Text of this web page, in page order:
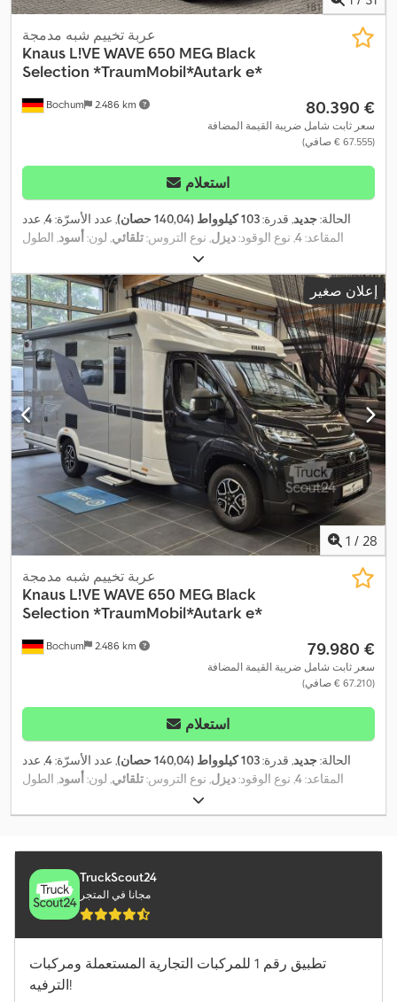
Bochum 2.486 km
عربة تخييم شبه مدمجة
Knaus L!VE WAVE 650 MEG Black
Selection *TraumMobil*Autark e*
‏80.390 €
سعر ثابت شامل ضريبة القيمة المضافة
(‏67.555 € صافي)
استعلام
الحالة:جديد, قدرة:103 كيلوواط (140,04 حصان) , عدد الأسرّة:4, عدد
المقاعد:4, نوع الوقود:ديزل, نوع التروس:تلقائي, لون: أسود, الطول
, العرض الكلي:2.320 مم
تكوين المحور:محورين, فئة الانبعاثات:يورو 6 , الوزن الإجمالي:3.500
كجم , وزن فارغ:2.950 كجم , الوزن التشغيلي:3.074 كجم
, الوزن الأقصى
للحمولة:426 كجم , سنة الصنع:2026, قاعدة العجلات:380 مم
, معدات:
أضواء الضباب, تكييف الهواء, مثبت السرعة, مطبخ على متن المركبة,
نظام الفرامل المانعة للانغلاق (ABS), نظام منع التشغيل,
إعلان صغير
1 / 28
Bochum 2.486 km
عربة تخييم شبه مدمجة
Knaus L!VE WAVE 650 MEG Black
Selection *TraumMobil*Autark e*
‏79.980 €
سعر ثابت شامل ضريبة القيمة المضافة
(‏67.210 € صافي)
استعلام
الحالة:جديد, قدرة:103 كيلوواط (140,04 حصان) , عدد الأسرّة:4, عدد
المقاعد:4 , نوع الوقود:ديزل , نوع التروس:تلقائي , لون: أسود , الطول
, العرض الكلي:2.320 مم
تكوين المحور:محورين, فئة الانبعاثات:يورو 6 , الوزن الإجمالي:3.500
للحمولة:426 كجم , سنة الصنع:2026, قاعدة العجلات:380 مم
, معدات:
أضواء الضباب, تكييف الهواء, مثبت السرعة, مطبخ على متن المركبة,
TruckScout24
مجانا في المتجر
تطبيق رقم 1 للمركبات التجارية المستعملة ومركبات
الترفيه!